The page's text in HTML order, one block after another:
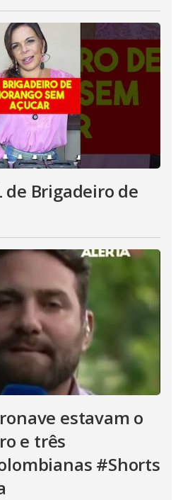
de Brigadeiro de
estavam o
e três
#Shorts